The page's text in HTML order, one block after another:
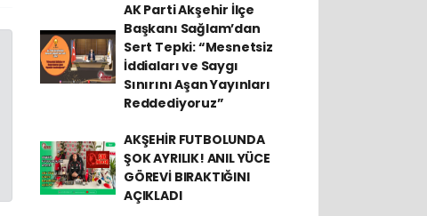
AK Parti Akşehir İlçe
Başkanı Sağlam’dan
Sert Tepki: “Mesnetsiz
İddiaları ve Saygı
Sınırını Aşan Yayınları
Reddediyoruz”
AKŞEHİR FUTBOLUNDA
ŞOK AYRILIK! ANIL YÜCE
GÖREVİ BIRAKTIĞINI
AÇIKLADI